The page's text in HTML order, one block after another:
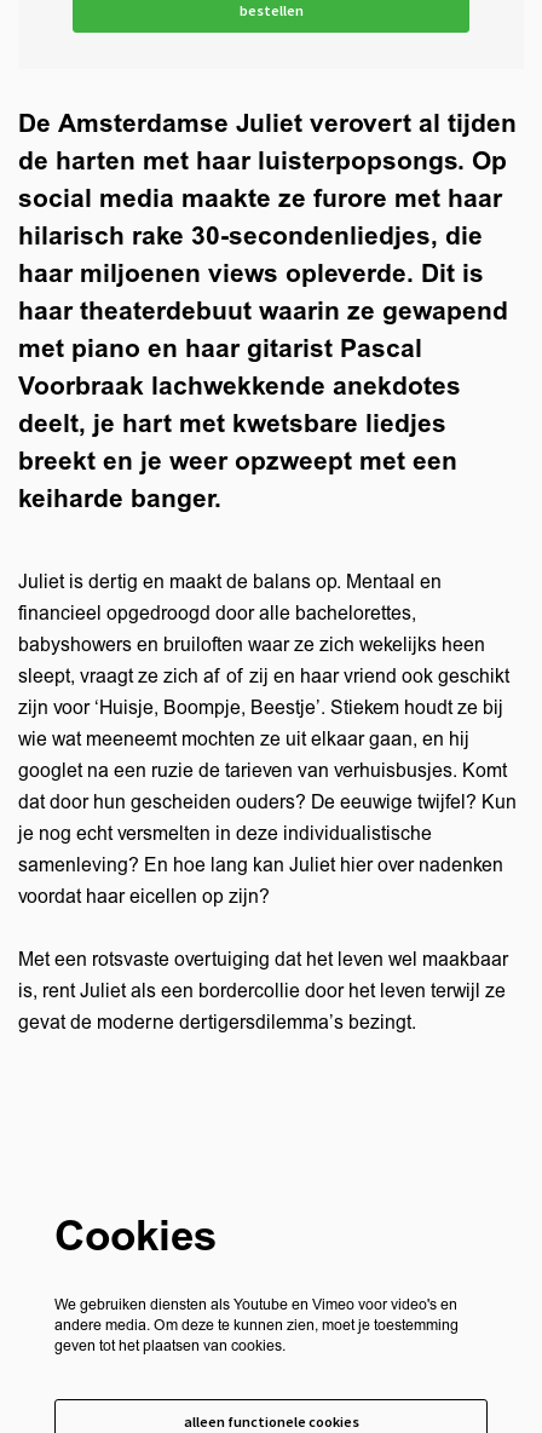
bestellen
De Amsterdamse Juliet verovert al tijden
de harten met haar luisterpopsongs. Op
social media maakte ze furore met haar
hilarisch rake 30-secondenliedjes, die
haar miljoenen views opleverde. Dit is
haar theaterdebuut waarin ze gewapend
met piano en haar gitarist Pascal
Voorbraak lachwekkende anekdotes
deelt, je hart met kwetsbare liedjes
breekt en je weer opzweept met een
keiharde banger.
Juliet is dertig en maakt de balans op. Mentaal en
financieel opgedroogd door alle bachelorettes,
babyshowers en bruiloften waar ze zich wekelijks heen
sleept, vraagt ze zich af of zij en haar vriend ook geschikt
zijn voor ‘Huisje, Boompje, Beestje’. Stiekem houdt ze bij
wie wat meeneemt mochten ze uit elkaar gaan, en hij
googlet na een ruzie de tarieven van verhuisbusjes. Komt
dat door hun gescheiden ouders? De eeuwige twijfel? Kun
je nog echt versmelten in deze individualistische
samenleving? En hoe lang kan Juliet hier over nadenken
voordat haar eicellen op zijn?
Met een rotsvaste overtuiging dat het leven wel maakbaar
is, rent Juliet als een bordercollie door het leven terwijl ze
gevat de moderne dertigersdilemma’s bezingt.
Cookies
We gebruiken diensten als Youtube en Vimeo voor video's en
andere media. Om deze te kunnen zien, moet je toestemming
geven tot het plaatsen van cookies.
alleen functionele cookies